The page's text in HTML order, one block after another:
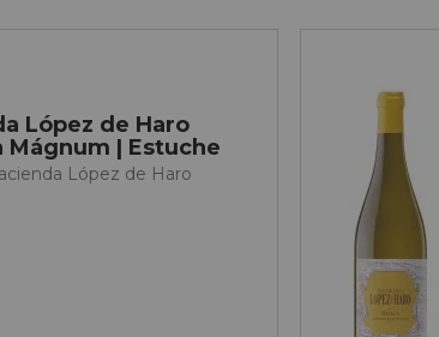
López de Haro
Mágnum | Estuche
López de Haro